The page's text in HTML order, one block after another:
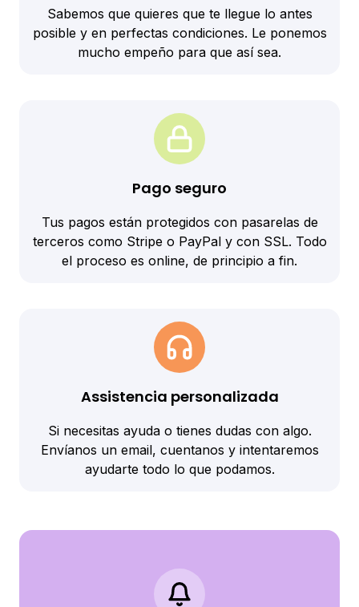
Sabemos que quieres que te llegue lo antes
posible y en perfectas condiciones. Le ponemos
mucho empeño para que así sea.
Pago seguro
Tus pagos están protegidos con pasarelas de
terceros como Stripe o PayPal y con SSL. Todo
el proceso es online, de principio a fin.
Assistencia personalizada
Si necesitas ayuda o tienes dudas con algo.
Envíanos un email, cuentanos y intentaremos
ayudarte todo lo que podamos.